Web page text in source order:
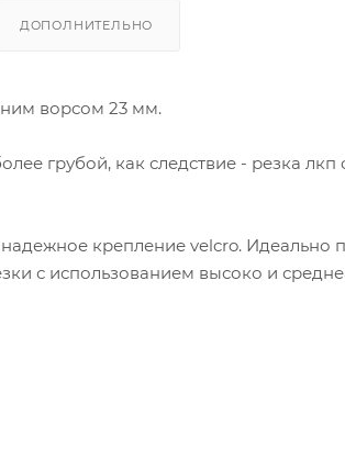
ДОПОЛНИТЕЛЬНО
ворсом 23 мм.
грубой, как следствие - резка лкп
крепление velcro. Идеально
с использованием высоко и